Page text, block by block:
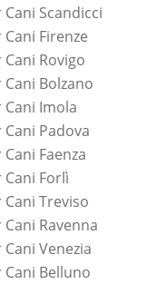
Scandicci
Firenze
Rovigo
Bolzano
Imola
Padova
Faenza
Forlì
Treviso
Ravenna
Venezia
Belluno